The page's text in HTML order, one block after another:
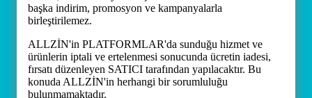
başka indirim, promosyon ve kampanyalarla
birleştirilemez.
ALLZİN'in PLATFORMLAR'da sunduğu hizmet ve
ürünlerin iptali ve ertelenmesi sonucunda ücretin iadesi,
fırsatı düzenleyen SATICI tarafından yapılacaktır. Bu
konuda ALLZİN'in herhangi bir sorumluluğu
bulunmamaktadır.